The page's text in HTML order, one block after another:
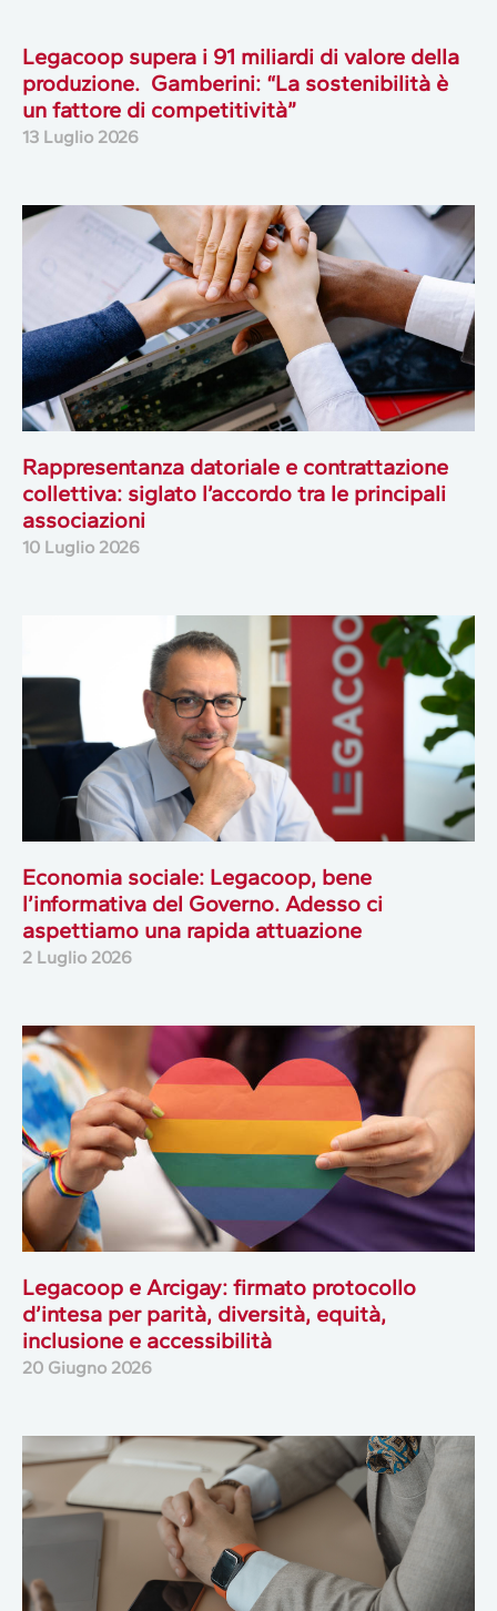
Legacoop supera i 91 miliardi di valore della
produzione. Gamberini: “La sostenibilità è
un fattore di competitività”
13 Luglio 2026
Rappresentanza datoriale e contrattazione
collettiva: siglato l’accordo tra le principali
associazioni
10 Luglio 2026
Economia sociale: Legacoop, bene
l’informativa del Governo. Adesso ci
aspettiamo una rapida attuazione
2 Luglio 2026
Legacoop e Arcigay: firmato protocollo
d’intesa per parità, diversità, equità,
inclusione e accessibilità
20 Giugno 2026